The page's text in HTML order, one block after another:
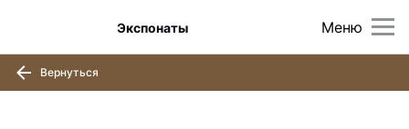
Меню
Экспонаты
Вернуться